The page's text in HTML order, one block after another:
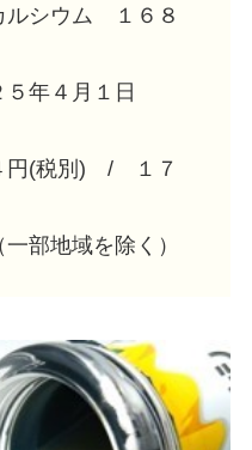
シウム １６８
４月１日
円(税別) / １７
地域を除く）